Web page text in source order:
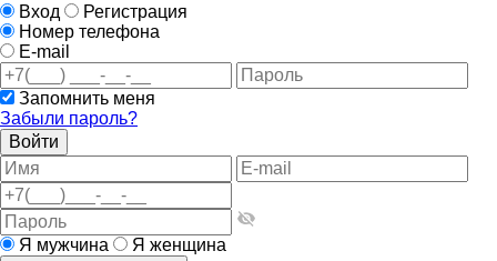
Вход
Регистрация
Номер телефона
E-mail
Запомнить меня
Забыли пароль?
Войти
Я мужчина
Я женщина